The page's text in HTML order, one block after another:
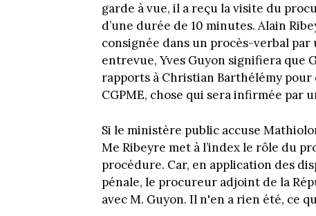
garde à vue, il a reçu la visite du
d’une durée de 10 minutes. Alain
consignée dans un procès-verbal
entrevue, Yves Guyon signifiera que
rapports à Christian Barthélémy pour
CGPME, chose qui sera infirmée par
Si le ministère public accuse
Me Ribeyre met à l’index le rôle du
procédure. Car, en application des
pénale, le procureur adjoint de la
avec M. Guyon. Il n'en a rien été, ce